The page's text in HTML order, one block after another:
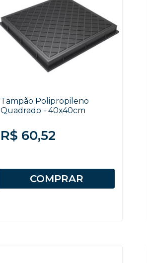
Tampão Polipropileno
Quadrado - 40x40cm
R$ 60,52
COMPRAR